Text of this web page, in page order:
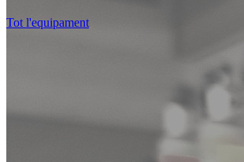
Tot l'equipament